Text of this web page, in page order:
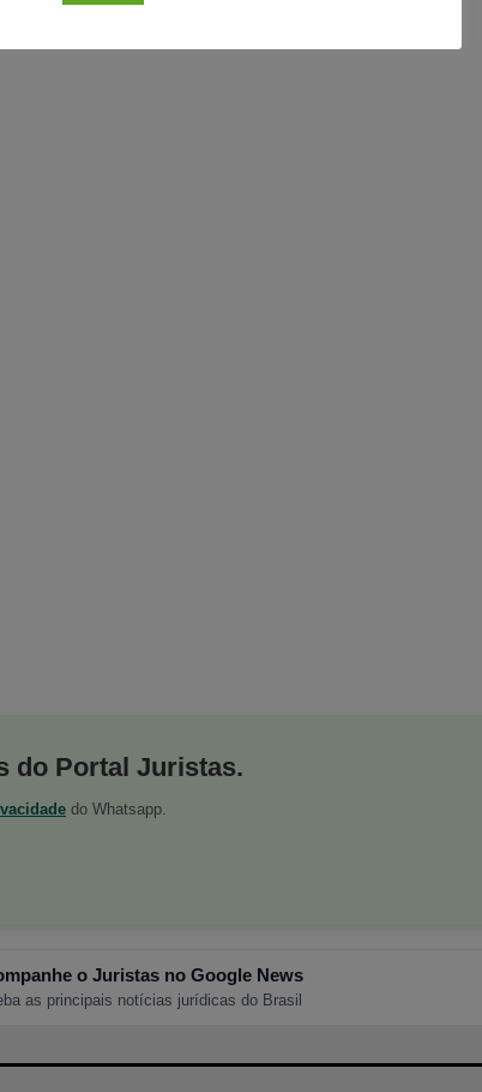
do Portal Juristas.
do Whatsapp.
o Juristas no Google News
as principais notícias jurídicas do Brasil